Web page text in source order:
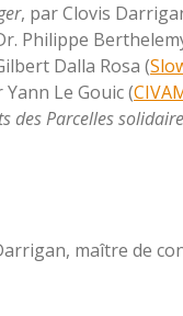
, par Clovis
Philippe
Dalla Rosa (
Yann Le Gouic (
des Parcelles
maître de